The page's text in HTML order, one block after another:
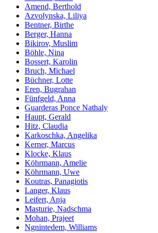
Amend, Berthold
Azvolynska, Liliya
Bentner, Birthe
Berger, Hanna
Bikirov, Muslim
Böhle, Nina
Bossert, Karolin
Bruch, Michael
Büchner, Lotte
Eren, Bugrahan
Fünfgeld, Anna
Guarderas Ponce Nathaly
Haupt, Gerald
Hitz, Claudia
Karkoschka, Angelika
Kerner, Marcus
Klocke, Klaus
Köhrmann, Amelie
Köhrmann, Uwe
Koutras, Panagiotis
Langer, Klaus
Leifert, Anja
Masturie, Nadschma
Mohan, Prajeet
Ngnintedem, Williams